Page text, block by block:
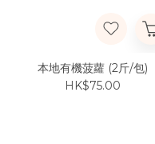
本地有機菠蘿 (2斤/包)
HK$75.00